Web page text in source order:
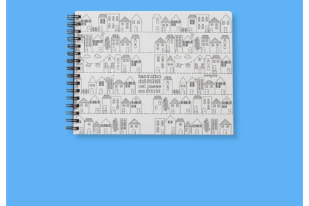
Riproduci
Entra o crea un nuovo account